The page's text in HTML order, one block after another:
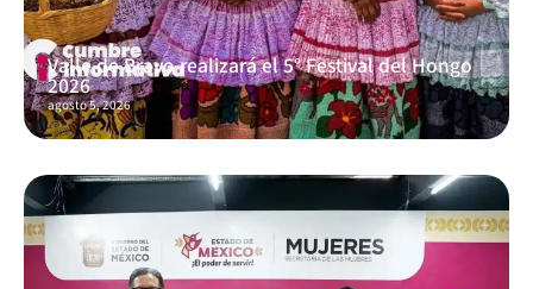
Valle de Bravo realizará el 5° Festival del Hongo
2026
agosto 5, 2026